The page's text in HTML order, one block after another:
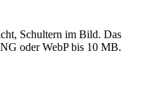
Schultern im Bild. Das
oder WebP bis 10 MB.